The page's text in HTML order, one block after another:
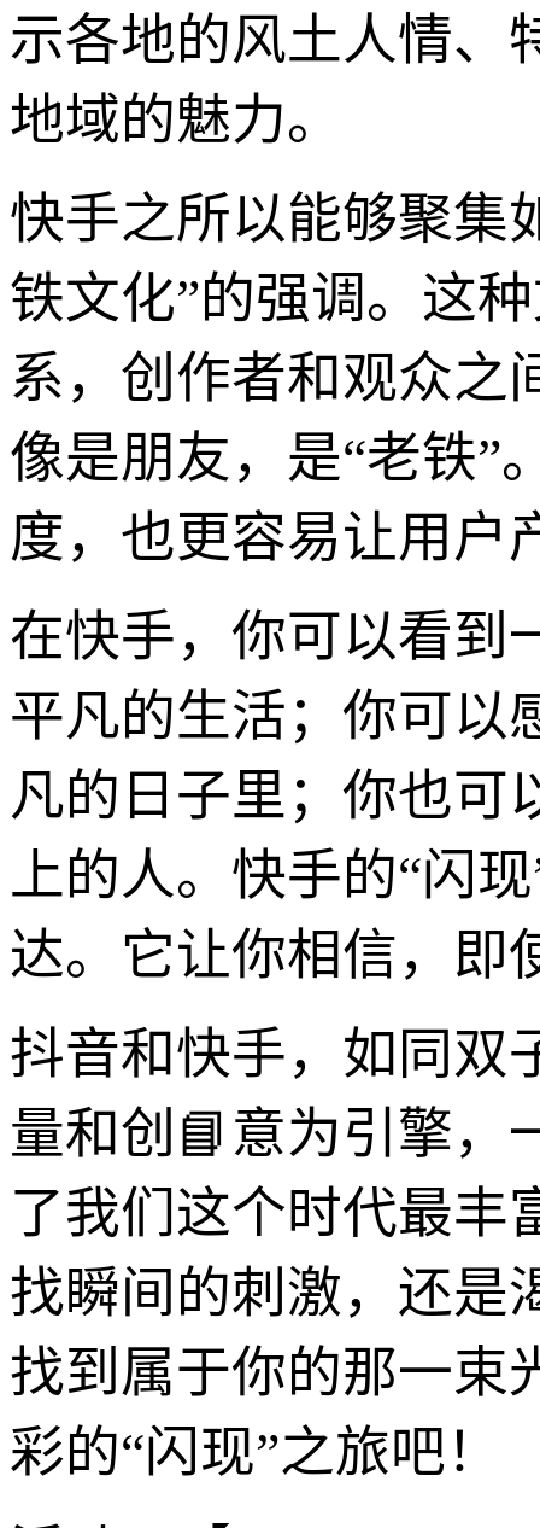
示各地的风土人情、
地域的魅力。
快手之所以能够聚集
铁文化”的强调。这
系，创作者和观众之
像是朋友，是“老铁”
度，也更容易让用户
在快手，你可以看到
平凡的生活；你可以
凡的日子里；你也可
上的人。快手的“闪
达。它让你相信，即
抖音和快手，如同双
量和创📘意为引擎，
了我们这个时代最丰
找瞬间的刺激，还是
找到属于你的那一束
彩的“闪现”之旅吧！